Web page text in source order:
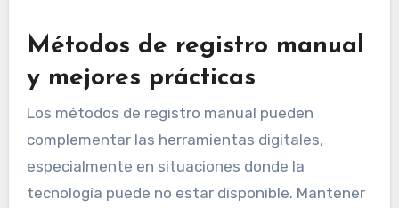
Métodos de registro manual
y mejores prácticas
Los métodos de registro manual pueden
complementar las herramientas digitales,
especialmente en situaciones donde la
tecnología puede no estar disponible. Mantener